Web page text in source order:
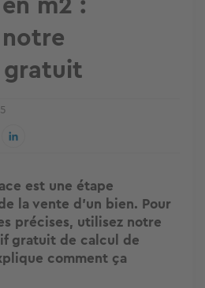
est une étape
la vente d'un bien. Pour
précises, utilisez notre
gratuit de calcul de
comment ça